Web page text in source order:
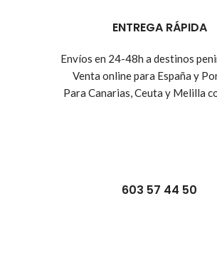
ENTREGA RÁPIDA
Envíos en 24-48h a destinos
Venta online para España y
Para Canarias, Ceuta y Melilla
603 57 44 50